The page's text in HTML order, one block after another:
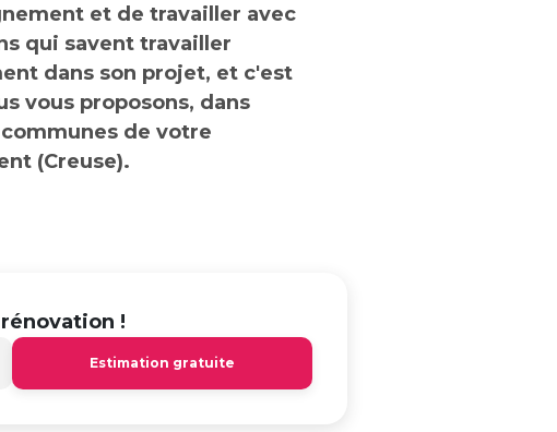
et de travailler avec
qui savent travailler
dans son projet, et c'est
vous proposons, dans
de votre
(Creuse).
!
Estimation gratuite